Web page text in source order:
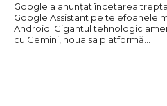
Google a anunțat încetarea
Google Assistant pe telefoanele
Android. Gigantul tehnologic
cu Gemini, noua sa platformă…